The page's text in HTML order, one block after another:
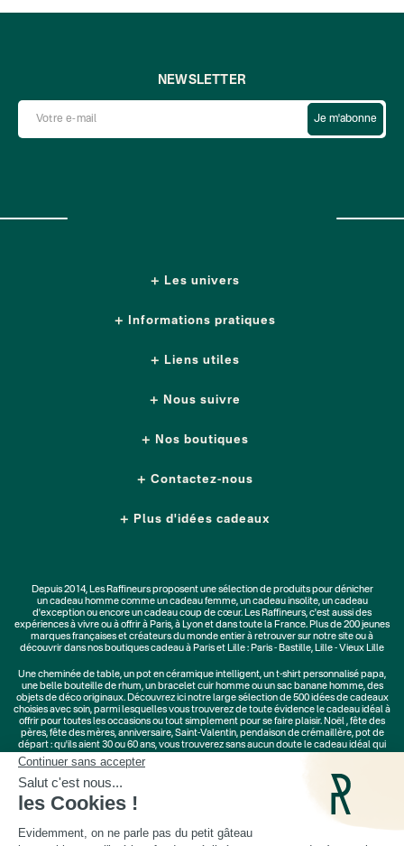
Les univers
Informations pratiques
Liens utiles
NEWSLETTER
Je m'abonne
Nous suivre
Nos boutiques
Contactez-nous
Plus d'idées cadeaux
Depuis 2014, Les Raffineurs proposent une sélection de produits pour dénicher
uncadeau hommecomme un cadeau femme, uncadeau insolite, uncadeau
d'exceptionou encore un cadeau coup de cœur. Les Raffineurs, c'est aussi des
expériences à vivreou à offrir à Paris, à Lyon et dans toute la France. Plus de200 jeunes
marquesfrançaises et créateurs du monde entier à retrouver sur notre site ou à
découvrir dans nos boutiques cadeau à Paris et Lille : Paris - Bastille, Lille - Vieux Lille
Unecheminée de table, unpot en céramique intelligent, unt-shirt personnalisé papa,
une belle bouteille de rhum, un bracelet cuir hommeou unsac banane homme, des
objets de déco originaux. Découvrez ici notre large sélection de500 idées de cadeaux
choisies avec soin, parmi lesquelles vous trouverez de toute évidence le cadeau idéal à
offrir pour toutes les occasions ou tout simplement pour se faire plaisir. Noël,fête des
pères,fête des mères,anniversaire,Saint-Valentin,pendaison de crémaillère, pot de
départ : qu'ils aient 30 ou 60 ans, vous trouverez sans aucun doute le cadeau idéal qui
Cadeaux Saint-Valentin Cadeaux Fête des Mères
Cadeaux Fête des Pères
Cadeaux Fête des Grands-Pères Cadeaux Secret Santa